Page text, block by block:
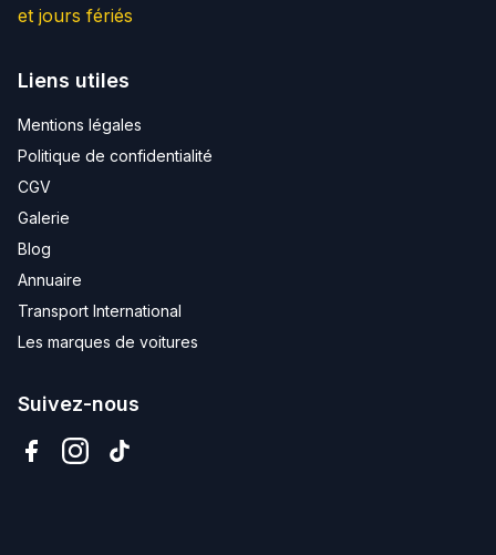
et jours fériés
Liens utiles
Mentions légales
Politique de confidentialité
CGV
Galerie
Blog
Annuaire
Transport International
Les marques de voitures
Suivez-nous